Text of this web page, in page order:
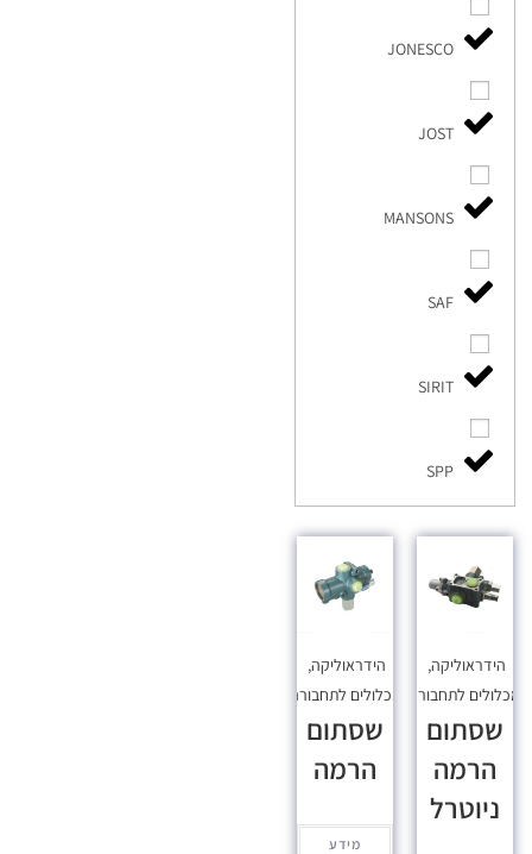
JONESCO
JOST
MANSONS
SAF
SIRIT
SPP
הידראוליקה,
מכלולים לתחבורה
שסתום
הרמה
ניוטרל
הידראוליקה,
מכלולים לתחבורה
שסתום
הרמה
מידע